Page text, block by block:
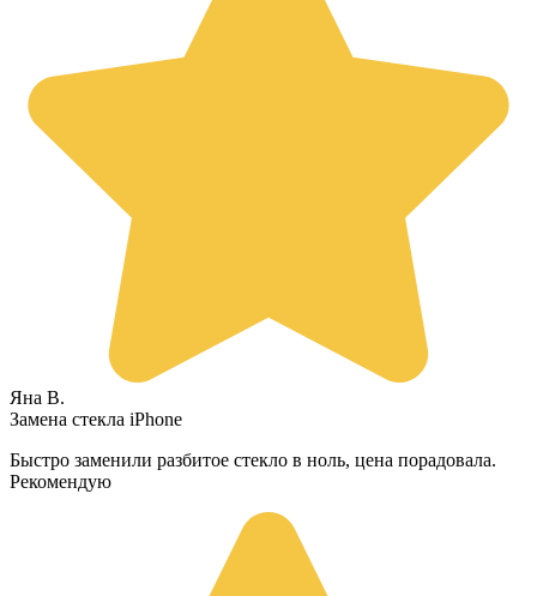
Яна В.
Замена стекла iPhone
Быстро заменили разбитое стекло в ноль, цена порадовала.
Рекомендую